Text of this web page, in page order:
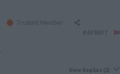
Trusted Member
View Replies (2)